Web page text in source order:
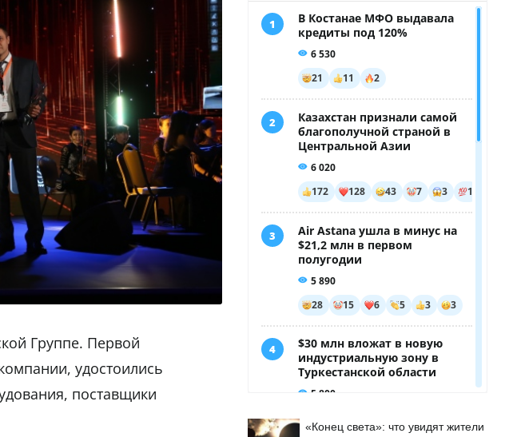
Группе. Первой
удостоились
поставщики
«Конец света»: что увидят жители